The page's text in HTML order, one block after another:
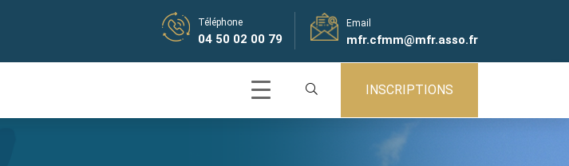
Téléphone
04 50 02 00 79
Email
mfr.cfmm@mfr.asso.fr
INSCRIPTIONS